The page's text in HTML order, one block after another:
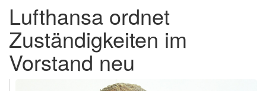
Lufthansa ordnet
Zuständigkeiten im
Vorstand neu